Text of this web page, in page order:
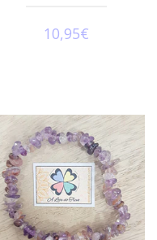
10,95€